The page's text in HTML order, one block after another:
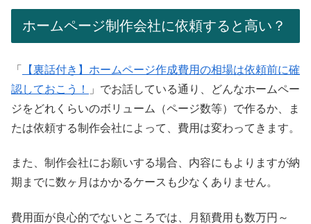
ホームページ制作会社に依頼すると高い？
「
【裏話付き】ホームページ作成費用の相場は依頼前に確
認しておこう！
」でお話している通り、どんなホームペー
ジをどれくらいのボリューム（ページ数等）で作るか、ま
たは依頼する制作会社によって、費用は変わってきます。
また、制作会社にお願いする場合、内容にもよりますが納
期までに数ヶ月はかかるケースも少なくありません。
費用面が良心的でないところでは、月額費用も数万円～